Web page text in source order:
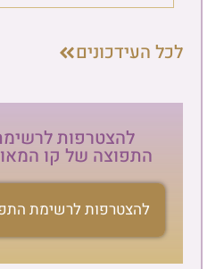
העידכונים
להצטרפות לרשימת
התפוצה של קו המאורות
להצטרפות לרשימת התפוצה